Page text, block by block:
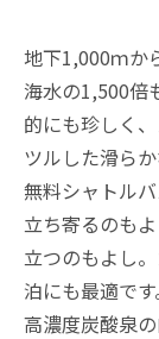
地下1,000ｍか
海水の1,500倍
的にも珍しく
ツルした滑ら
無料シャトル
立ち寄るのも
立つのもよし
泊にも最適です
高濃度炭酸泉